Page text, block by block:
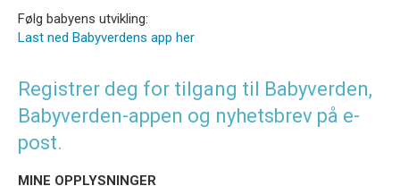
Følg babyens utvikling:
Last ned Babyverdens app her
Registrer deg for tilgang til Babyverden,
Babyverden-appen og nyhetsbrev på e-
post.
MINE OPPLYSNINGER